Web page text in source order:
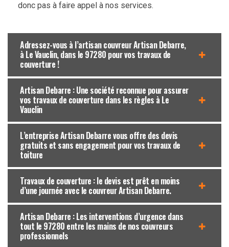
donc pas à faire appel à nos services.
Adressez-vous à l’artisan couvreur Artisan Debarre,
à Le Vauclin, dans le 97280 pour vos travaux de
couverture !
Artisan Debarre : Une société reconnue pour assurer
vos travaux de couverture dans les règles à Le
Vauclin
L’entreprise Artisan Debarre vous offre des devis
gratuits et sans engagement pour vos travaux de
toiture
Travaux de couverture : le devis est prêt en moins
d’une journée avec le couvreur Artisan Debarre.
Artisan Debarre : Les interventions d’urgence dans
tout le 97280 entre les mains de nos couvreurs
professionnels